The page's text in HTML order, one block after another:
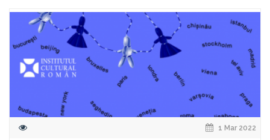
1 Mar 2022